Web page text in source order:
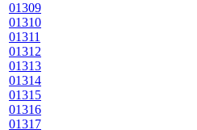
01309
01310
01311
01312
01313
01314
01315
01316
01317